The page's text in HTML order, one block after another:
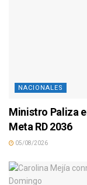
NACIONALES
Ministro Paliza
Meta RD 2036
05/08/2026